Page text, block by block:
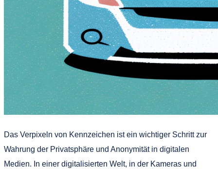
Das Verpixeln von Kennzeichen ist ein wichtiger Schritt zur
Wahrung der Privatsphäre und Anonymität in digitalen
Medien. In einer digitalisierten Welt, in der Kameras und